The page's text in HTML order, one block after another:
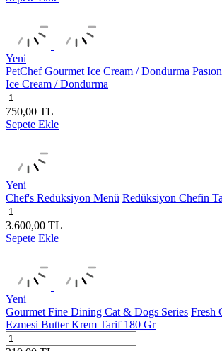
Yeni
PetChef Gourmet Ice Cream / Dondurma
Ice Cream / Dondurma
750,00 TL
Sepete Ekle
Yeni
Chef's Redüksiyon Menü Redüksiyon Chefin
3.600,00 TL
Sepete Ekle
Yeni
Gourmet Fine Dining Cat & Dogs Series Fresh
Ezmesi Butter Krem Tarif 180 Gr